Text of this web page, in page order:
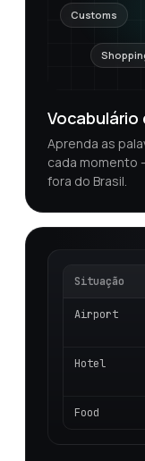
Customs
Vocabulário
Aprenda as
cada momento
fora do Brasil.
Situação
Airport
Hotel
Food